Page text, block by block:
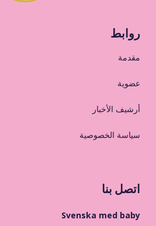
روابط
مقدمة
عضوية
أرشيف الأخبار
سياسة الخصوصية
اتصل بنا
Svenska med baby